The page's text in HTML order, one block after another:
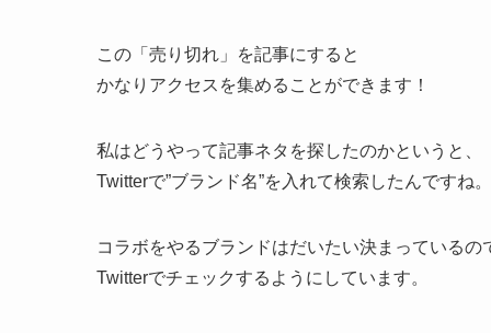
この「売り切れ」を記事にすると
かなりアクセスを集めることができます！
私はどうやって記事ネタを探したのかというと、
Twitterで”ブランド名”を入れて検索したんですね。
コラボをやるブランドはだいたい決まっているの
Twitterでチェックするようにしています。